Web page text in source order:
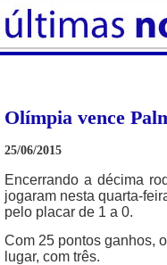
Olímpia vence
25/06/2015
Encerrando a décima
jogaram nesta quarta-
pelo placar de 1 a 0.
Com 25 pontos ganhos,
lugar, com três.